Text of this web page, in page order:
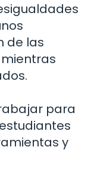
de las
para
y